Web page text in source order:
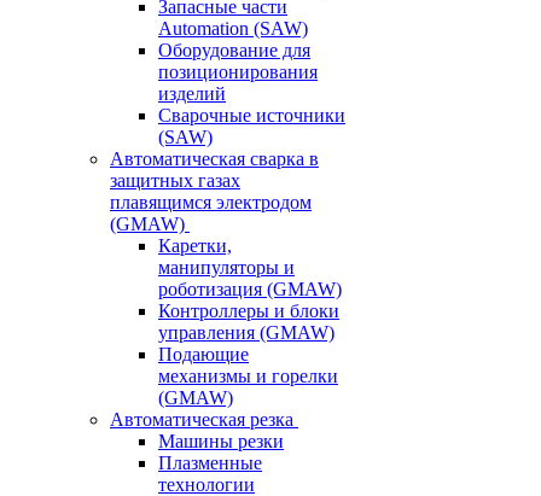
Запасные части
Automation (SAW)
Оборудование для
позиционирования
изделий
Сварочные источники
(SAW)
Автоматическая сварка в
защитных газах
плавящимся электродом
(GMAW)
Каретки,
манипуляторы и
роботизация (GMAW)
Контроллеры и блоки
управления (GMAW)
Подающие
механизмы и горелки
(GMAW)
Автоматическая резка
Машины резки
Плазменные
технологии